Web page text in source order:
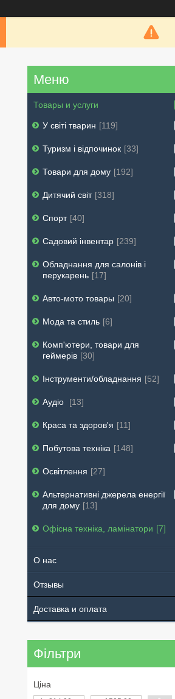
Товары и услуги
У світі тварин 119
Туризм і відпочинок 33
Товари для дому 192
Дитячий світ 318
Спорт 40
Садовий інвентар 239
Обладнання для салонів і
перукарень
17
Авто-мото товары 20
Мода та стиль 6
Комп'ютери, товари для
геймерів 30
Інструменти/обладнання 52
Аудіо 13
Краса та здоров'я 11
Побутова техніка 148
Освітлення 27
Альтернативні джерела енергії
для дому
13
Офісна техніка, ламінатори 7
О нас
Отзывы
Доставка и оплата
Фільтри
Ціна